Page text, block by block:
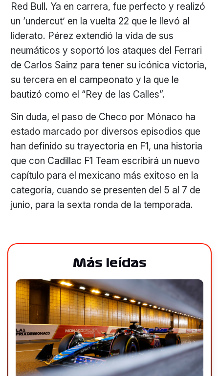
Red Bull. Ya en carrera, fue perfecto y realizó
un ‘undercut’ en la vuelta 22 que le llevó al
liderato. Pérez extendió la vida de sus
neumáticos y soportó los ataques del Ferrari
de Carlos Sainz para tener su icónica victoria,
su tercera en el campeonato y la que le
bautizó como el “Rey de las Calles”.
Sin duda, el paso de Checo por Mónaco ha
estado marcado por diversos episodios que
han definido su trayectoria en F1, una historia
que con Cadillac F1 Team escribirá un nuevo
capítulo para el mexicano más exitoso en la
categoría, cuando se presenten del 5 al 7 de
junio, para la sexta ronda de la temporada.
Más leídas